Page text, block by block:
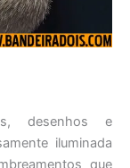
desenhos e
iluminada
que